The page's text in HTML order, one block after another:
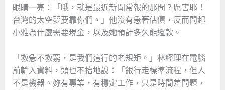
眼睛一亮：「哦，就是最近新聞常報的那間？厲害耶！
台灣的太空夢要靠你們。」他沒有急著估價，反而問起
小雅為什麼需要現金，以及她預計多久能還款。
「救急不救窮，是我們這行的老規矩。」林經理在電腦
前輸入資料，頭也不抬地說：「銀行走標準流程，但人
不是機器。妳有專業，有穩定工作，只是時間差問題，